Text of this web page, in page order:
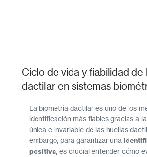
Ciclo de vida y fiabilidad de
dactilar en sistemas
La biometría dactilar es uno de los
identificación más fiables gracias a
única e invariable de las huellas
embargo, para garantizar una
positiva , es crucial entender cómo